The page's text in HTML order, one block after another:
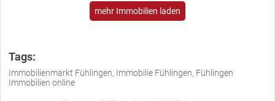
mehr Immobilien laden
Tags:
Immobilienmarkt Fühlingen, Immobilie Fühlingen, Fühlingen
Immobilien online